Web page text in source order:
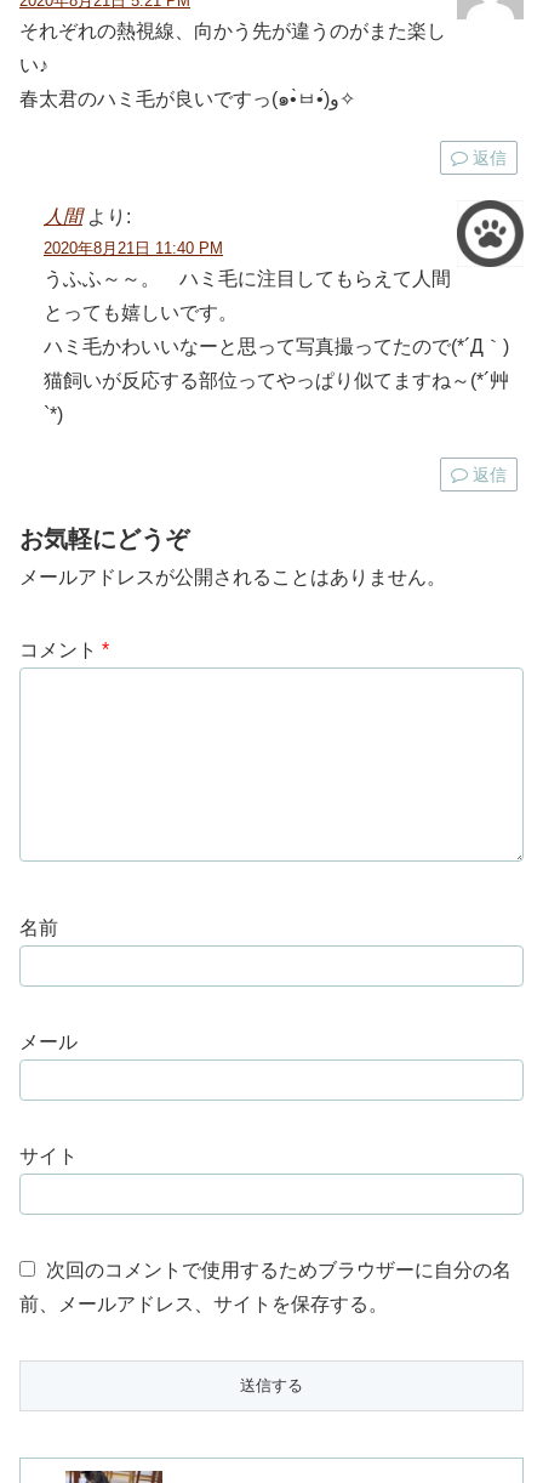
それぞれの熱視線、向かう先が違うのがまた楽し
い♪
春太君のハミ毛が良いですっ(๑•̀ㅂ•́)و✧
返信
人間 より:
2020年8月21日 11:40 PM
うふふ～～。 ハミ毛に注目してもらえて人間
とっても嬉しいです。
ハミ毛かわいいなーと思って写真撮ってたので(*´Д｀)
猫飼いが反応する部位ってやっぱり似てますね～(*´艸
`*)
返信
お気軽にどうぞ
メールアドレスが公開されることはありません。
コメント *
名前
メール
サイト
次回のコメントで使用するためブラウザーに自分の名
前、メールアドレス、サイトを保存する。